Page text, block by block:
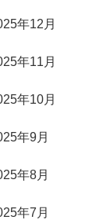
年12月
年11月
年10月
年9月
年8月
年7月